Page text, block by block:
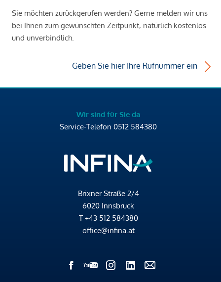
Sie möchten zurückgerufen werden? Gerne melden wir uns
bei Ihnen zum gewünschten Zeitpunkt, natürlich kostenlos
und unverbindlich.
Geben Sie hier Ihre Rufnummer ein
Wir sind für Sie da
Service-Telefon 0512 584380
Brixner Straße 2/4
6020 Innsbruck
T +43 512 584380
office@infina.at